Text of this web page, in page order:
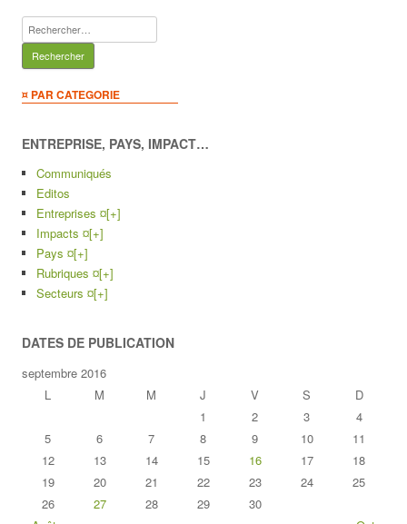
Rechercher :
¤ PAR CATEGORIE
ENTREPRISE, PAYS, IMPACT…
Communiqués
Editos
Entreprises ¤[+]
Impacts ¤[+]
Pays ¤[+]
Rubriques ¤[+]
Secteurs ¤[+]
DATES DE PUBLICATION
septembre 2016
L
M M J V S
D
1
2 3
4
5
6 7 8 9 10
11
12
13 14 15 16 17
18
19
20 21 22 23 24
25
26
27 28 29
30